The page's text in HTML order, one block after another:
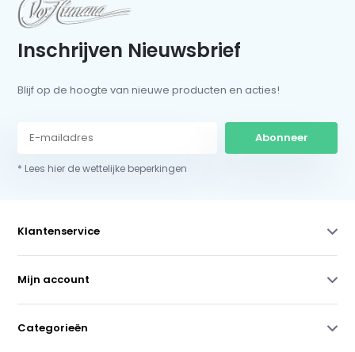
Inschrijven Nieuwsbrief
Blijf op de hoogte van nieuwe producten en acties!
Abonneer
* Lees hier de wettelijke beperkingen
Klantenservice
Mijn account
Categorieën